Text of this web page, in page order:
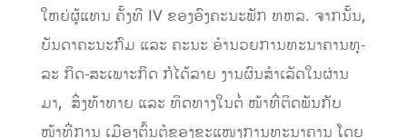
ໃຫຍ່​ຜູ້​ແທນ ຄັ້ງ​ທີ IV ຂອງ​ອົງ­ຄະ​ນະ​ພັກ ທຫລ. ຈາກ​ນັ້ນ,
ບັນ­ດາຄະ­ນະ​ກົມ ແລະ ຄະນະ ​ອໍາ​ນວຍ​ການ​ທະ­ນາ­ຄານ​ທຸ­
ລະ​ ກິດ​-​ສະເພາະ​ກິດ ກໍໄດ້​ລາຍ​ ງານ​ຜົນ​ສໍາ​ເລັດ​ໃນ​ຜ່ານ​
ມາ, ສິ່ງ​ທ້າ​ທາຍ ແລະ ທິດ​ທາງໃນຕໍ່­ ໜ້າທີ່​ຕິດ​ພັນ​ກັບ​
ໜ້າ­ທີ່​ການ ­ເມືອງ​ຕົ້ນ­ຕໍ​ຂອງ​ຂະ­ແໜງ­ການ​ທະ­ນາ­ຄານ ໂດຍ​